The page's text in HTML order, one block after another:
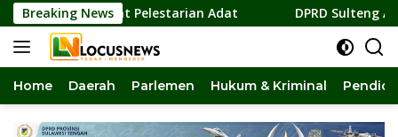
Langsung
ke
konten
Breaking News
Pelestarian Adat DPRD Sulteng Apresiasi
Home Daerah Parlemen Hukum & Kriminal